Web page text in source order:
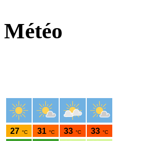
Météo